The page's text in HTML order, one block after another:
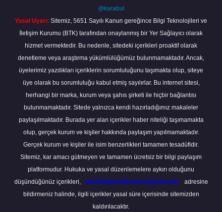
@karabul
Yasal Uyarı: Sitemiz, 5651 Sayılı Kanun gereğince Bilgi Teknolojileri ve
İletişim Kurumu (BTK) tarafından onaylanmış bir Yer Sağlayıcı olarak
hizmet vermektedir. Bu nedenle, sitedeki içerikleri proaktif olarak
denetleme veya araştırma yükümlülüğümüz bulunmamaktadır. Ancak,
üyelerimiz yazdıkları içeriklerin sorumluluğunu taşımakta olup, siteye
üye olarak bu sorumluluğu kabul etmiş sayılırlar. Bu internet sitesi,
herhangi bir marka, kurum veya şahıs şirketi ile hiçbir bağlantısı
bulunmamaktadır. Sitede yalnızca kendi hazırladığımız makaleler
paylaşılmaktadır. Burada yer alan içerikler haber niteliği taşımamakta
olup, gerçek kurum ve kişiler hakkında paylaşım yapılmamaktadır.
Gerçek kurum ve kişiler ile isim benzerlikleri tamamen tesadüfidir.
Sitemiz, kar amacı gütmeyen ve tamamen ücretsiz bir bilgi paylaşım
platformudur. Hukuka ve yasal düzenlemelere aykırı olduğunu
düşündüğünüz içerikleri,
backlinkpanelicomtr@gmail.com
adresine
bildirmeniz halinde, ilgili içerikler yasal süre içerisinde sitemizden
kaldırılacaktır.